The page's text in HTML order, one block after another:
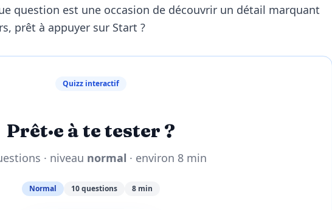
question est une occasion de découvrir un détail marquant
prêt à appuyer sur Start ?
Quizz interactif
Prêt·e à te tester ?
· niveau normal · environ 8 min
Normal 10 questions 8 min